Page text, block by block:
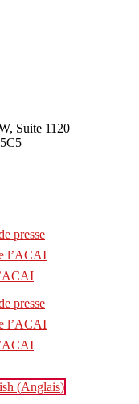
Suite 1120
presse
l’ACAI
presse
l’ACAI
(Anglais)